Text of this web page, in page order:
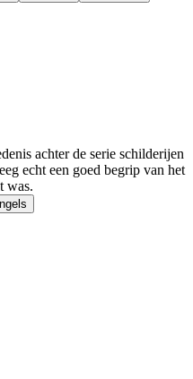
achter de serie schilderijen
echt een goed begrip van het
was.